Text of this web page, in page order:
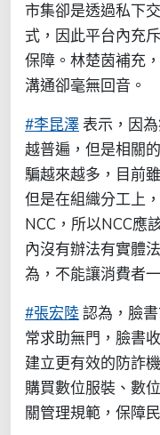
市集卻是透過私下
式，因此平台內充
保障。林楚茵補充
溝通卻毫無回音。
#李昆澤 表示，因
越普遍，但是相關
騙越來越多，目前
但是在組織分工上
NCC，所以NCC應
內沒有辦法有實體
為，不能讓消費者
#張宏陸認為，臉
常求助無門，臉書
建立更有效的防詐
購買數位服裝、數
關管理規範，保障